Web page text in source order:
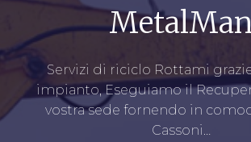
Servizi di riciclo Rottami
impianto, Eseguiamo il
vostra sede fornendo in
Cassoni…